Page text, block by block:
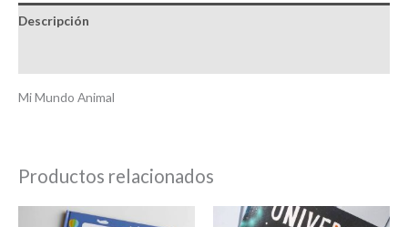
Descripción
Mi Mundo Animal
Productos relacionados